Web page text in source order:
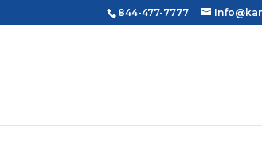
844-477-7777